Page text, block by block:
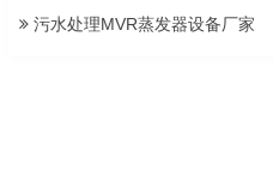
污水处理MVR蒸发器设备厂家